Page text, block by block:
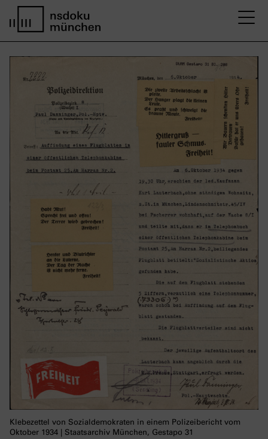
Klebezettel von Sozialdemokraten in einem Polizeibericht vom
Oktober 1934 | Staatsarchiv München, Gestapo 31